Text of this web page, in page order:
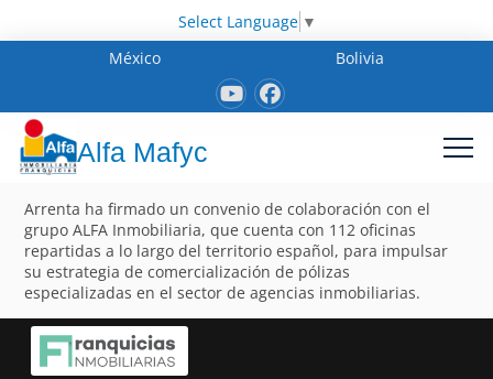
Select Language ▼
México
Bolivia
Alfa Mafyc
Arrenta ha firmado un convenio de colaboración con el
grupo ALFA Inmobiliaria, que cuenta con 112 oficinas
repartidas a lo largo del territorio español, para impulsar
su estrategia de comercialización de pólizas
especializadas en el sector de agencias inmobiliarias.